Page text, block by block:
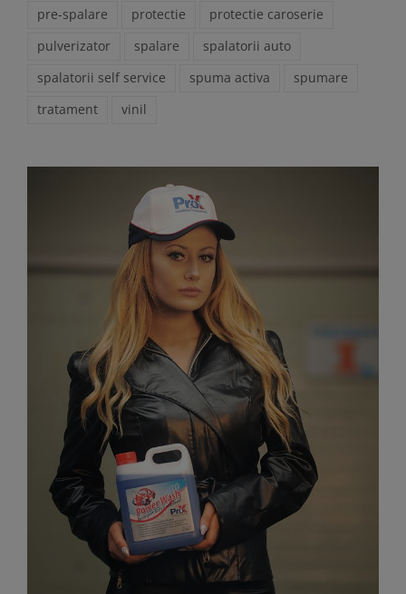
pre-spalare
protectie
protectie caroserie
pulverizator
spalare
spalatorii auto
spalatorii self service
spuma activa
spumare
tratament
vinil